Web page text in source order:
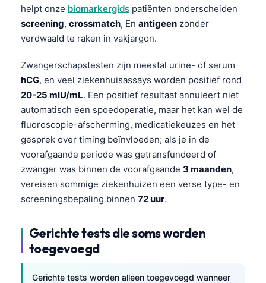
helpt onze biomarkergids patiënten onderscheiden
screening, crossmatch, En antigeen zonder
verdwaald te raken in vakjargon.
Zwangerschapstesten zijn meestal urine- of serum
hCG, en veel ziekenhuisassays worden positief rond
20-25 mIU/mL. Een positief resultaat annuleert niet
automatisch een spoedoperatie, maar het kan wel de
fluoroscopie-afscherming, medicatiekeuzes en het
gesprek over timing beïnvloeden; als je in de
voorafgaande periode was getransfundeerd of
zwanger was binnen de voorafgaande 3 maanden,
vereisen sommige ziekenhuizen een verse type- en
screeningsbepaling binnen 72 uur.
Gerichte tests die soms worden
toegevoegd
Gerichte tests worden alleen toegevoegd wanneer
Српски језик
Svenska
Bosanski
Eesti
日本語
Čeština
ქართული
Lietuvių kalba
Polski
Slovenščina
Magyar